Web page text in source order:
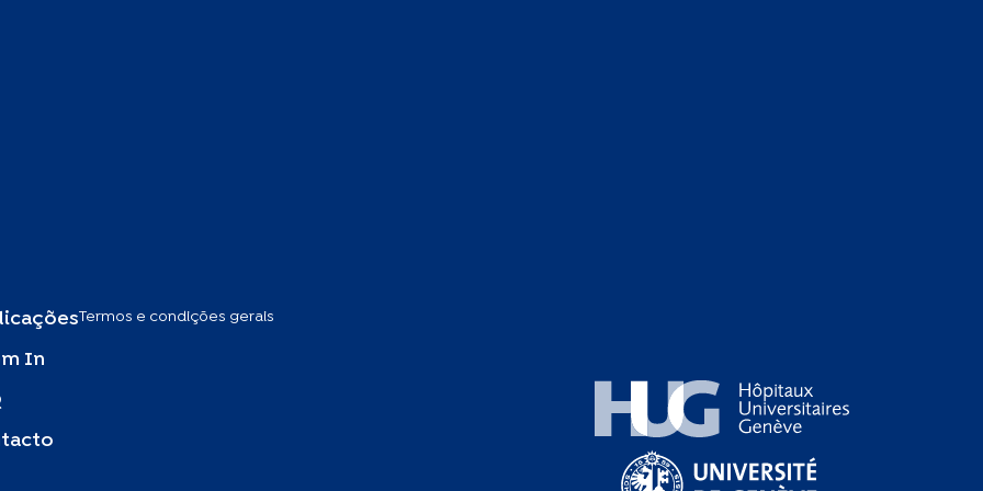
In
Termos e condições gerais
Hôpitaux Universitaires Genève
Université de Genève